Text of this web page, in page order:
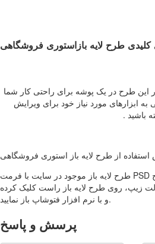
طرح لایه بازاستوری فروشگاهی
این طرح در یک پوشه برای راحتی کار شما
ابزارهای مورد نیاز خود برای ویرایش
باشید .
از طرح لایه باز استوری فروشگاهی
طرح لایه باز موجود در سایت با فرمت PSD بوده و برای استفاده از این طرح
زیپ، روی طرح لایه باز راست کلیک کرده
و با نرم افزار فتوشاپ باز نمایید.
پرسش و پاسخ